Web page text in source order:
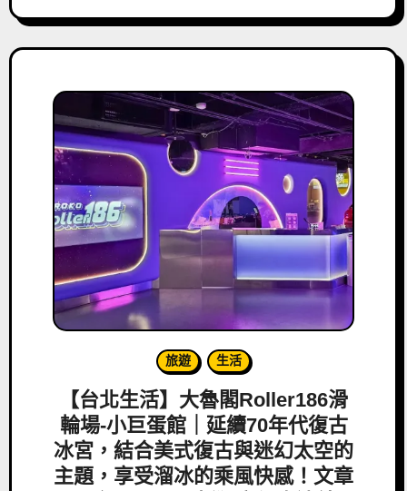
旅遊 生活
【台北生活】大魯閣Roller186滑
輪場-小巨蛋館｜延續70年代復古
冰宮，結合美式復古與迷幻太空的
主題，享受溜冰的乘風快感！文章